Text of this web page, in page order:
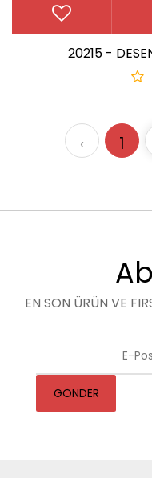
20215 -
‹ 1
EN SON ÜRÜN VE
GÖNDER